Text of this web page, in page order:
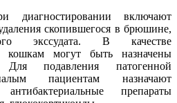
диагностировании включают
скопившегося в брюшине,
экссудата. В качестве
кошкам могут быть назначены
Для подавления патогенной
пациентам назначают
антибактериальные препараты